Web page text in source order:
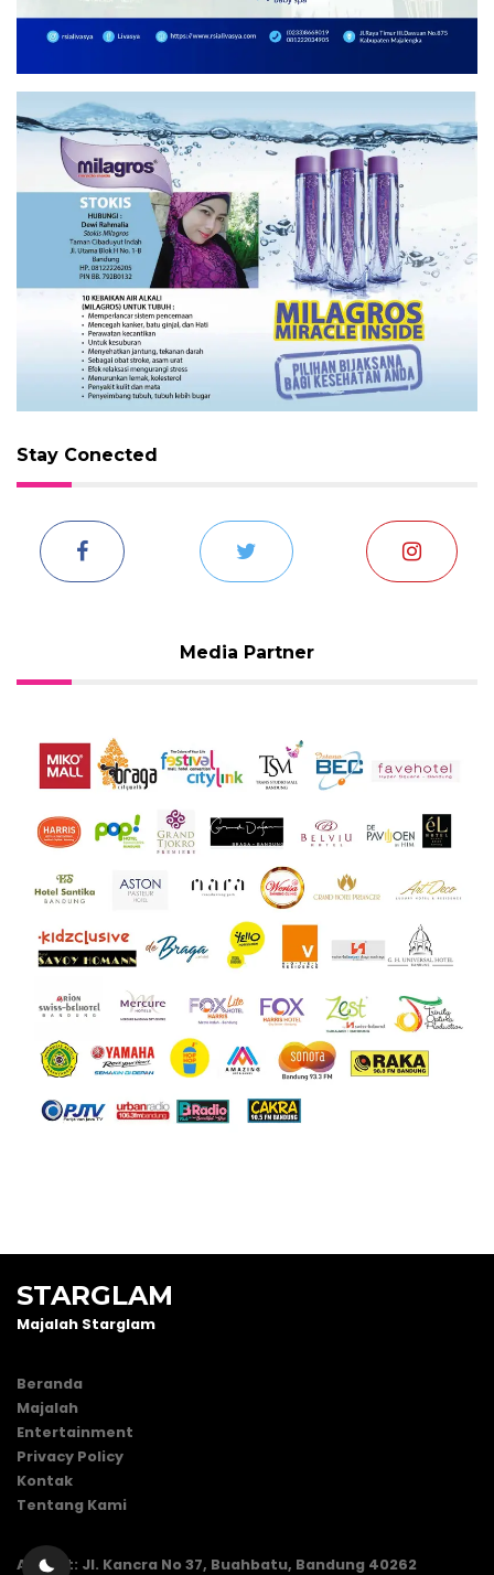
Stay Conected
Media Partner
STARGLAM
Majalah Starglam
Beranda
Majalah
Entertainment
Privacy Policy
Kontak
Tentang Kami
Alamat: Jl. Kancra No 37, Buahbatu, Bandung 40262